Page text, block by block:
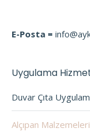
E-Posta =
Uygulama
Duvar Çıta
Alçıpan Malzemeleri